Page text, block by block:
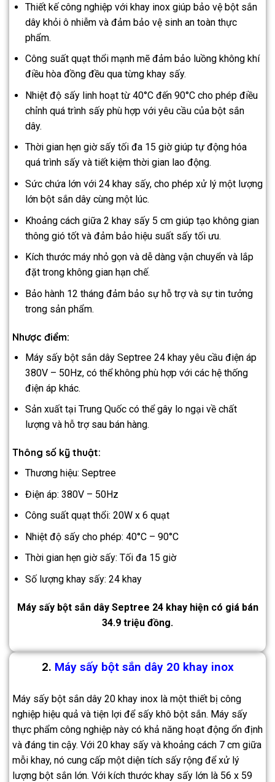
Thiết kế công nghiệp với khay inox giúp bảo vệ bột sắn
dây khỏi ô nhiễm và đảm bảo vệ sinh an toàn thực
phẩm.
Công suất quạt thổi mạnh mẽ đảm bảo luồng không khí
điều hòa đồng đều qua từng khay sấy.
Nhiệt độ sấy linh hoạt từ 40°C đến 90°C cho phép điều
chỉnh quá trình sấy phù hợp với yêu cầu của bột sắn
dây.
Thời gian hẹn giờ sấy tối đa 15 giờ giúp tự động hóa
quá trình sấy và tiết kiệm thời gian lao động.
Sức chứa lớn với 24 khay sấy, cho phép xử lý một lượng
lớn bột sắn dây cùng một lúc.
Khoảng cách giữa 2 khay sấy 5 cm giúp tạo không gian
thông gió tốt và đảm bảo hiệu suất sấy tối ưu.
Kích thước máy nhỏ gọn và dễ dàng vận chuyển và lắp
đặt trong không gian hạn chế.
Bảo hành 12 tháng đảm bảo sự hỗ trợ và sự tin tưởng
trong sản phẩm.
Nhược điểm:
Máy sấy bột sắn dây Septree 24 khay yêu cầu điện áp
380V – 50Hz, có thể không phù hợp với các hệ thống
điện áp khác.
Sản xuất tại Trung Quốc có thể gây lo ngại về chất
lượng và hỗ trợ sau bán hàng.
Thông số kỹ thuật:
Thương hiệu: Septree
Điện áp: 380V – 50Hz
Công suất quạt thổi: 20W x 6 quạt
Nhiệt độ sấy cho phép: 40°C – 90°C
Thời gian hẹn giờ sấy: Tối đa 15 giờ
Số lượng khay sấy: 24 khay
Máy sấy bột sắn dây Septree 24 khay hiện có giá bán
34.9 triệu đồng.
2. Máy sấy bột sắn dây 20 khay inox
Máy sấy bột sắn dây 20 khay inox là một thiết bị công
nghiệp hiệu quả và tiện lợi để sấy khô bột sắn. Máy sấy
thực phẩm công nghiệp này có khả năng hoạt động ổn định
và đáng tin cậy. Với 20 khay sấy và khoảng cách 7 cm giữa
mỗi khay, nó cung cấp một diện tích sấy rộng để xử lý
lượng bột sắn lớn. Với kích thước khay sấy lớn là 56 x 59